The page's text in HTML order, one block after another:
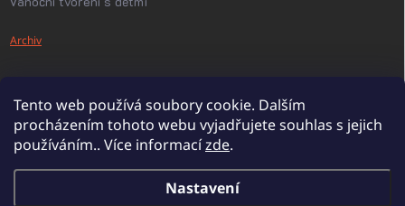
Tento web používá soubory cookie. Dalším
procházením tohoto webu vyjadřujete souhlas s jejich
používáním.. Více informacízde.
Nastavení
Archiv